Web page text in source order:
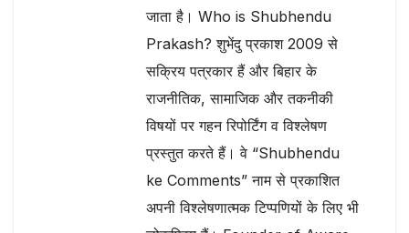
जाता है। Who is Shubhendu
Prakash? शुभेंदु प्रकाश 2009 से
सक्रिय पत्रकार हैं और बिहार के
राजनीतिक, सामाजिक और तकनीकी
विषयों पर गहन रिपोर्टिंग व विश्लेषण
प्रस्तुत करते हैं। वे “Shubhendu
ke Comments” नाम से प्रकाशित
अपनी विश्लेषणात्मक टिप्पणियों के लिए भी